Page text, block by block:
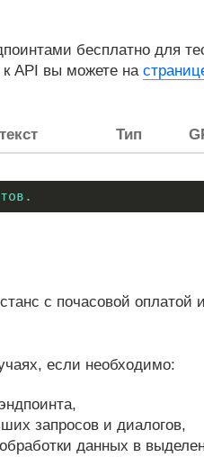
бесплатно для
к API вы можете на
Тип
с почасовой оплатой
если необходимо:
запросов и диалогов,
данных в